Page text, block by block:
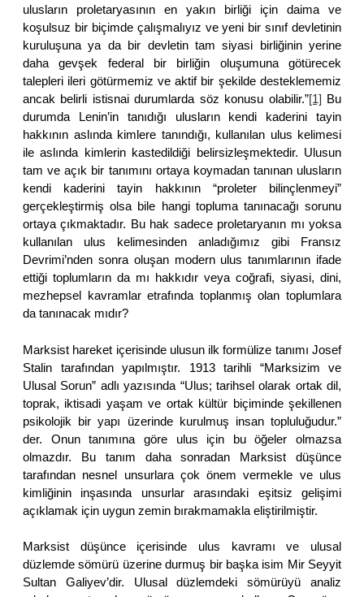
ulusların proletaryasının en yakın birliği için daima ve
koşulsuz bir biçimde çalışmalıyız ve yeni bir sınıf devletinin
kuruluşuna ya da bir devletin tam siyasi birliğinin yerine
daha gevşek federal bir birliğin oluşumuna götürecek
talepleri ileri götürmemiz ve aktif bir şekilde desteklememiz
ancak belirli istisnai durumlarda söz konusu olabilir.”[1] Bu
durumda Lenin’in tanıdığı ulusların kendi kaderini tayin
hakkının aslında kimlere tanındığı, kullanılan ulus kelimesi
ile aslında kimlerin kastedildiği belirsizleşmektedir. Ulusun
tam ve açık bir tanımını ortaya koymadan tanınan ulusların
kendi kaderini tayin hakkının “proleter bilinçlenmeyi”
gerçekleştirmiş olsa bile hangi topluma tanınacağı sorunu
ortaya çıkmaktadır. Bu hak sadece proletaryanın mı yoksa
kullanılan ulus kelimesinden anladığımız gibi Fransız
Devrimi’nden sonra oluşan modern ulus tanımlarının ifade
ettiği toplumların da mı hakkıdır veya coğrafi, siyasi, dini,
mezhepsel kavramlar etrafında toplanmış olan toplumlara
da tanınacak mıdır?
Marksist hareket içerisinde ulusun ilk formülize tanımı Josef
Stalin tarafından yapılmıştır. 1913 tarihli “Marksizim ve
Ulusal Sorun” adlı yazısında “Ulus; tarihsel olarak ortak dil,
toprak, iktisadi yaşam ve ortak kültür biçiminde şekillenen
psikolojik bir yapı üzerinde kurulmuş insan topluluğudur.”
der. Onun tanımına göre ulus için bu öğeler olmazsa
olmazdır. Bu tanım daha sonradan Marksist düşünce
tarafından nesnel unsurlara çok önem vermekle ve ulus
kimliğinin inşasında unsurlar arasındaki eşitsiz gelişimi
açıklamak için uygun zemin bırakmamakla eliştirilmiştir.
Marksist düşünce içerisinde ulus kavramı ve ulusal
düzlemde sömürü üzerine durmuş bir başka isim Mir Seyyit
Sultan Galiyev’dir. Ulusal düzlemdeki sömürüyü analiz